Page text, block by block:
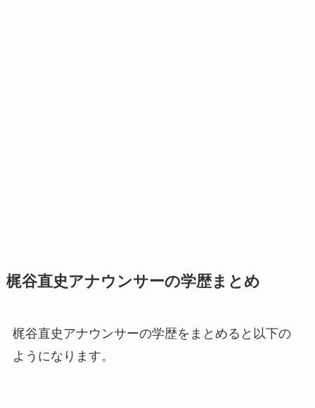
梶谷直史アナウンサーの学歴まとめ
梶谷直史アナウンサーの学歴をまとめると以下の
ようになります。